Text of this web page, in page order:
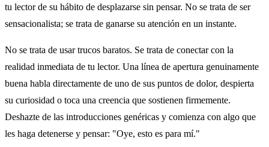
tu lector de su hábito de desplazarse sin pensar. No se trata de ser
sensacionalista; se trata de ganarse su atención en un instante.
No se trata de usar trucos baratos. Se trata de conectar con la
realidad inmediata de tu lector. Una línea de apertura genuinamente
buena habla directamente de uno de sus puntos de dolor, despierta
su curiosidad o toca una creencia que sostienen firmemente.
Deshazte de las introducciones genéricas y comienza con algo que
les haga detenerse y pensar: "Oye, esto es para mí."